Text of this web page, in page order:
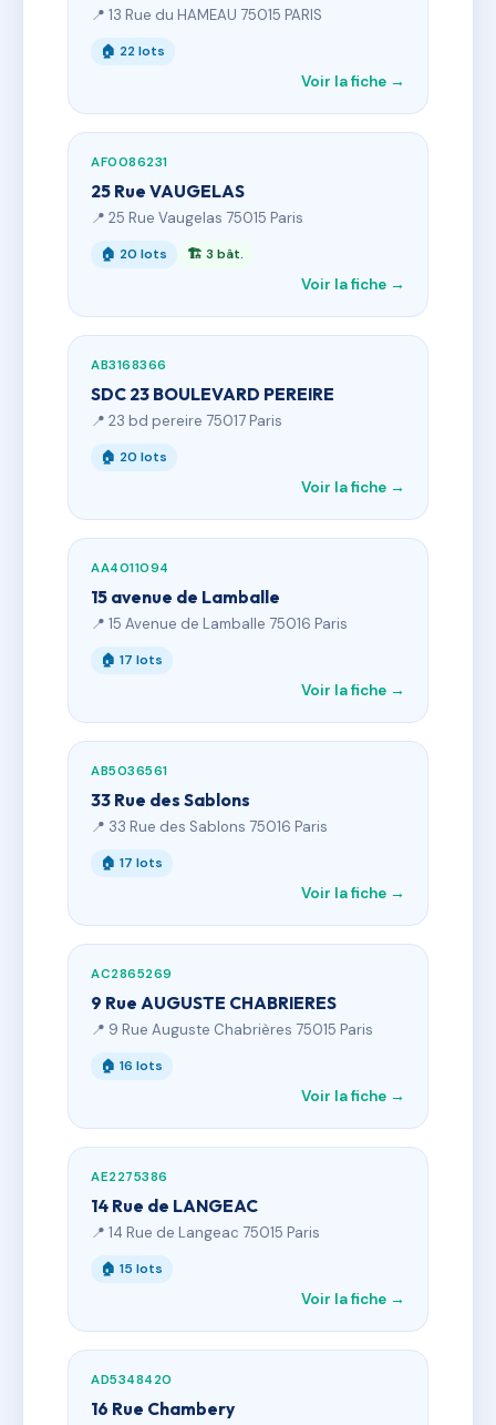
📍 13 Rue du HAMEAU 75015 PARIS
🏠 22 lots
Voir la fiche →
AF0086231
25 Rue VAUGELAS
📍 25 Rue Vaugelas 75015 Paris
🏠 20 lots 🏗 3 bât.
Voir la fiche →
AB3168366
SDC 23 BOULEVARD PEREIRE
📍 23 bd pereire 75017 Paris
🏠 20 lots
Voir la fiche →
AA4011094
15 avenue de Lamballe
📍 15 Avenue de Lamballe 75016 Paris
🏠 17 lots
Voir la fiche →
AB5036561
33 Rue des Sablons
📍 33 Rue des Sablons 75016 Paris
🏠 17 lots
Voir la fiche →
AC2865269
9 Rue AUGUSTE CHABRIERES
📍 9 Rue Auguste Chabrières 75015 Paris
🏠 16 lots
Voir la fiche →
AE2275386
14 Rue de LANGEAC
📍 14 Rue de Langeac 75015 Paris
🏠 15 lots
Voir la fiche →
AD5348420
16 Rue Chambery